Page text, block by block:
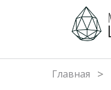
Главная